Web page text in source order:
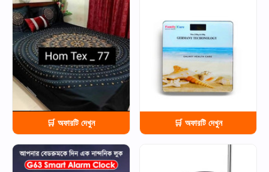
HOT
🛒 অফারটি দেখুন 🛒 অফারটি দেখুন
HOT